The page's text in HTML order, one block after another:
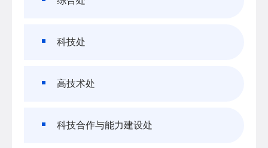
科技处
高技术处
科技合作与能力建设处